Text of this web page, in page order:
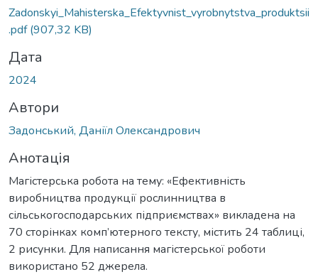
Zadonskyi_Mahisterska_Efektyvnist_vyrobnytstva_produktsii
.pdf(907,32 KB)
Дата
2024
Автори
Задонський, Даніїл Олександрович
Анотація
Магістерська робота на тему: «Ефективність
виробництва продукції рослинництва в
сільськогосподарських підприємствах» викладена на
70 сторінках комп’ютерного тексту, містить 24 таблиці,
2 рисунки. Для написання магістерської роботи
використано 52 джерела.